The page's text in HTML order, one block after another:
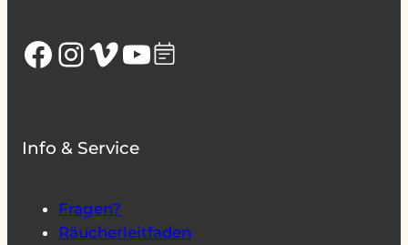
Info & Service
Fragen?
Räucherleitfaden
Facebook
Instagram
Vimeo
YouTube